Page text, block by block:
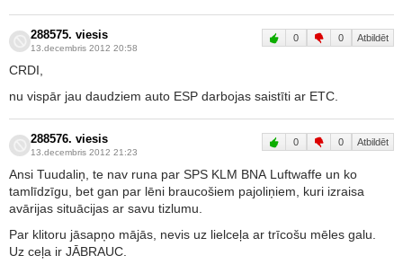
288575. viesis
13.decembris 2012 20:58
0 0 Atbildēt
CRDI,
nu vispār jau daudziem auto ESP darbojas saistīti ar ETC.
288576. viesis
13.decembris 2012 21:23
0 0 Atbildēt
Ansi Tuudaliņ, te nav runa par SPS KLM BNA Luftwaffe un ko
tamlīdzīgu, bet gan par lēni braucošiem pajoliņiem, kuri izraisa
avārijas situācijas ar savu tizlumu.
Par klitoru jāsapņo mājās, nevis uz lielceļa ar trīcošu mēles galu.
Uz ceļa ir JĀBRAUC.